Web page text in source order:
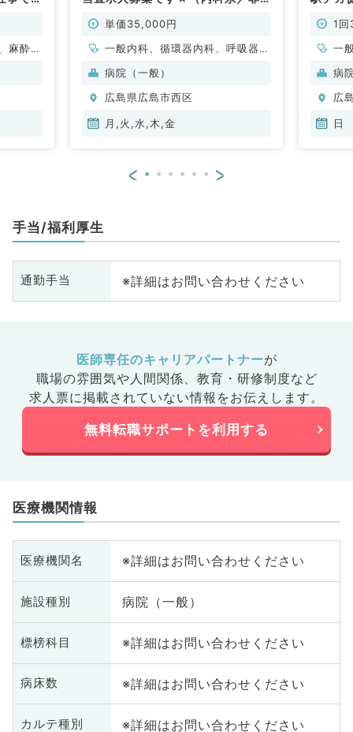
麻酔
単価35,000円
一般内科、循環器内科、呼吸器内
科、消化器内科、内分泌・代謝内
病院（一般）
広島県広島市西区
月,火,水,木,金
系／非
1
一
科
病
広
日
< >
手当/福利厚生
通勤手当 ※詳細はお問い合わせください
医師専任のキャリアパートナーが
職場の雰囲気や人間関係、 教育・研修制度など
求人票に掲載されていない情報をお伝えします。
無料転職サポートを利用する
医療機関情報
医療機関名 ※詳細はお問い合わせください
施設種別 病院（一般）
標榜科目 ※詳細はお問い合わせください
病床数 ※詳細はお問い合わせください
カルテ種別 ※詳細はお問い合わせください